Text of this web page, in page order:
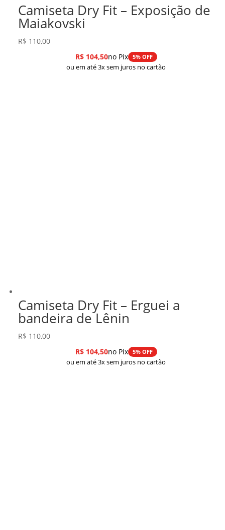
Camiseta Dry Fit – Exposição de
Maiakovski
R$ 110,00
R$104,50no Pix 5% OFF
ou em até 3x sem juros no cartão
Camiseta Dry Fit – Erguei a
bandeira de Lênin
R$ 110,00
R$104,50no Pix 5% OFF
ou em até 3x sem juros no cartão